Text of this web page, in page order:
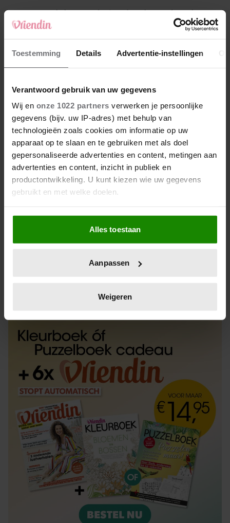
Toestemming Details Advertentie-instellingen
Verantwoord gebruik van uw gegevens
Wij en onze 1022 partners verwerken je persoonlijke
gegevens (bijv. uw IP-adres) met behulp van
technologieën zoals cookies om informatie op uw
apparaat op te slaan en te gebruiken met als doel
gepersonaliseerde advertenties en content, metingen aan
advertenties en content, inzicht in publiek en
productontwikkeling. U kunt kiezen wie uw gegevens
gebruikt en met welke doelen.
Als u het toestaat, willen we ook graag:
Informatie verzamelen over uw geografische
locatie, die tot een paar meter nauwkeurig kan zijn
scannen op specifieke eigenschappen (fingerprinting)
verwerkt en stel uw voorkeuren in het
intrekken in de Cookieverklaring.
We gebruiken cookies om content en advertenties te
personaliseren, om functies voor social media te bieden
en om ons websiteverkeer te analyseren. Ook delen we
informatie over uw gebruik van onze site met onze
partners voor social media, adverteren en analyse. Deze
partners kunnen deze gegevens combineren met andere
informatie die u aan ze heeft verstrekt of die ze hebben
verzameld op basis van uw gebruik van hun services. U
gaat akkoord met onze cookies als u onze website blijft
gebruiken.
Alles toestaan
Aanpassen
Weigeren
4 Makelaar Mandy: ‘Een bericht van de BN’er.
Een foto. Mijn lijf reageert’
5 Makelaar Mandy: ‘Vrijdagavond belde Bart.
Hij sprak eng kalm’
Nieuw